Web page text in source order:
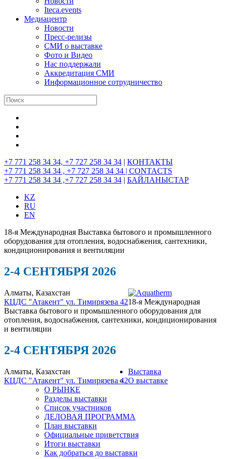
Iteca.events
Медиацентр
Новости
Пресс-релизы
СМИ о выставке
Фото и Видео
Нас поддержали
Аккредитация СМИ
Информационное сотрудничество
+7 771 258 34 34, +7 727 258 34 34 | КОНТАКТЫ
+7 771 258 34 34 , +7 727 258 34 34 | CONTACTS
+7 771 258 34 34 ,+7 727 258 34 34 | БАЙЛАНЫСТАР
KZ
RU
EN
18-я Международная Выставка бытового и промышленного
оборудования для отопления, водоснабжения, сантехники,
кондиционирования и вентиляции
2-4 СЕНТЯБРЯ 2026
Алматы, Казахстан
КЦДС "Атакент" ул. Тимирязева 4218-я Международная
Выставка бытового и промышленного оборудования для
отопления, водоснабжения, сантехники, кондиционирования
и вентиляции
2-4 СЕНТЯБРЯ 2026
Алматы, Казахстан
КЦДС "Атакент" ул. Тимирязева 42
Выставка
О выставке
О РЫНКЕ
Разделы выставки
Список участников
ДЕЛОВАЯ ПРОГРАММА
План выставки
Официальные приветствия
Итоги выставки
Как добраться до выставки